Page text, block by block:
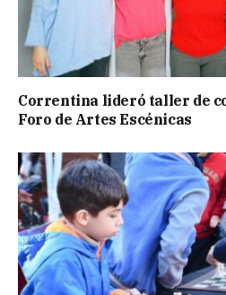
Correntina lideró taller de
Foro de Artes Escénicas